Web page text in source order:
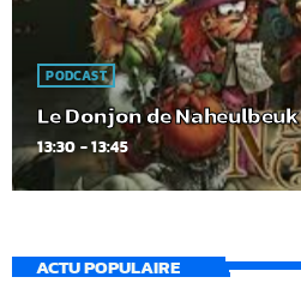
PODCAST
Le Donjon de Naheulbeuk
13:30 - 13:45
ACTU POPULAIRE